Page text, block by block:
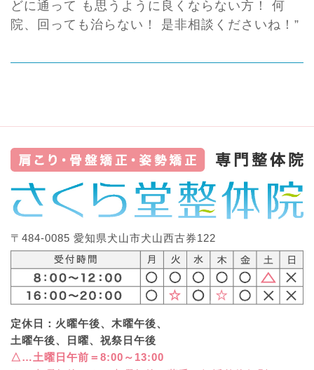
どに通って も思うように良くならない方！ 何
院、回っても治らない！ 是非相談くださいね！”
〒484-0085 愛知県犬山市犬山西古券122
定休日：火曜午後、木曜午後、
土曜午後、日曜、祝祭日午後
△…土曜日午前＝8:00～13:00